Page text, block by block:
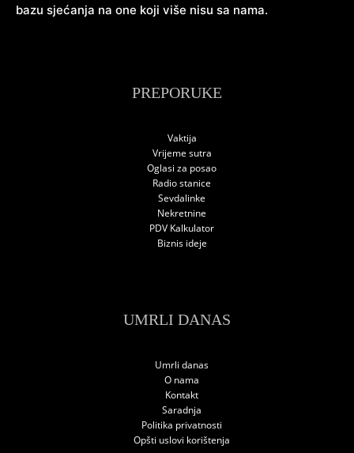
bazu sjećanja na one koji više nisu sa nama.
PREPORUKE
Vaktija
Vrijeme sutra
Oglasi za posao
Radio stanice
Sevdalinke
Nekretnine
PDV Kalkulator
Biznis ideje
UMRLI DANAS
Umrli danas
O nama
Kontakt
Saradnja
Politika privatnosti
Opšti uslovi korištenja